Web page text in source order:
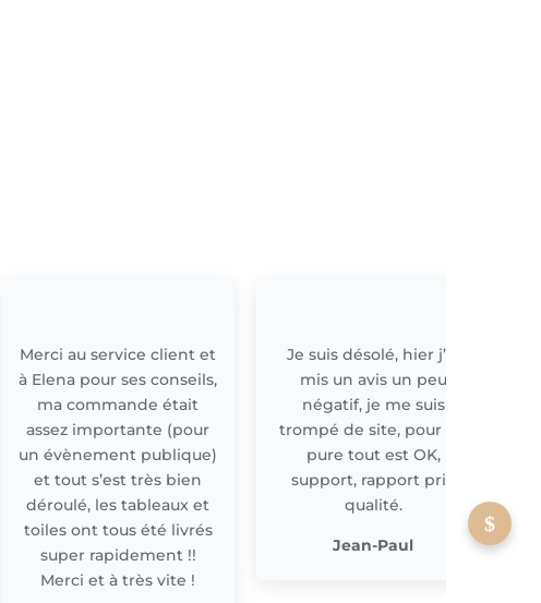
Merci au service client et
à Elena pour ses conseils,
ma commande était
assez importante (pour
un évènement publique)
et tout s’est très bien
déroulé, les tableaux et
toiles ont tous été livrés
super rapidement !!
Merci et à très vite !
Je suis désolé, hier j’ai
mis un avis un peu
négatif, je me suis
trompé de site, pour off
pure tout est OK,
support, rapport prix
qualité.
Jean-Paul